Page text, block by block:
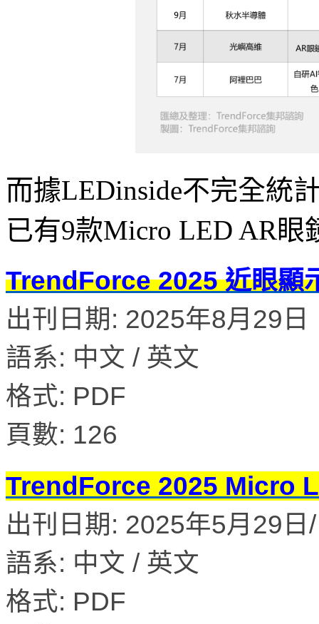
而據LEDinside不完全統
已有9款Micro LED AR眼
TrendForce 2025 近眼顯
出刊日期: 2025年8月29日
語系: 中文 / 英文
格式: PDF
頁數: 126
TrendForce 2025 Micro
出刊日期: 2025年5月29日
語系: 中文 / 英文
格式: PDF